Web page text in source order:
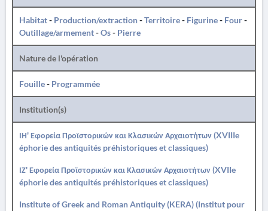
Habitat- Production/extraction-Territoire- Figurine- Four-
Outillage/armement-Os- Pierre
Nature de l'opération
Fouille- Programmée
Institution(s)
ΙΗ' Εφορεία Προϊστορικών και Κλασικών Αρχαιοτήτων (XVIIIe
éphorie des antiquités préhistoriques et classiques)
ΙΖ' Εφορεία Προϊστορικών και Κλασικών Αρχαιοτήτων (XVIIe
éphorie des antiquités préhistoriques et classiques)
Institute of Greek and Roman Antiquity (KERA) (Institut pour